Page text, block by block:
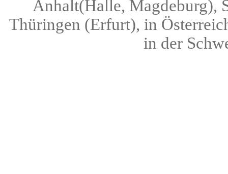
Anhalt(Halle, Magdeburg),
Thüringen (Erfurt), in
in der